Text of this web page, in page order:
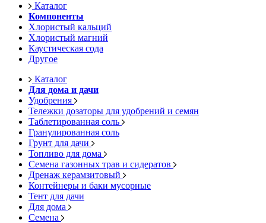
Каталог
Компоненты
Хлористый кальций
Хлористый магний
Каустическая сода
Другое
Каталог
Для дома и дачи
Удобрения
Тележки дозаторы для удобрений и семян
Таблетированная соль
Гранулированная соль
Грунт для дачи
Топливо для дома
Семена газонных трав и сидератов
Дренаж керамзитовый
Контейнеры и баки мусорные
Тент для дачи
Для дома
Семена